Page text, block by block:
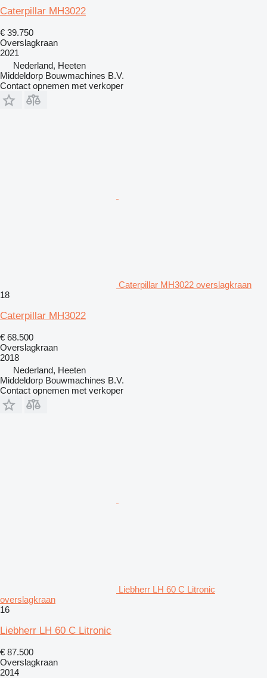
Caterpillar MH3022
€ 39.750
Overslagkraan
2021
Nederland, Heeten
Middeldorp Bouwmachines B.V.
Contact opnemen met verkoper
Caterpillar MH3022 overslagkraan
18
Caterpillar MH3022
€ 68.500
Overslagkraan
2018
Nederland, Heeten
Middeldorp Bouwmachines B.V.
Contact opnemen met verkoper
Liebherr LH 60 C Litronic
overslagkraan
16
Liebherr LH 60 C Litronic
€ 87.500
Overslagkraan
2014